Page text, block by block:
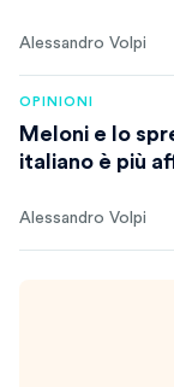
Alessandro Volpi
OPINIONI
Meloni e lo
italiano è più
Alessandro Volpi